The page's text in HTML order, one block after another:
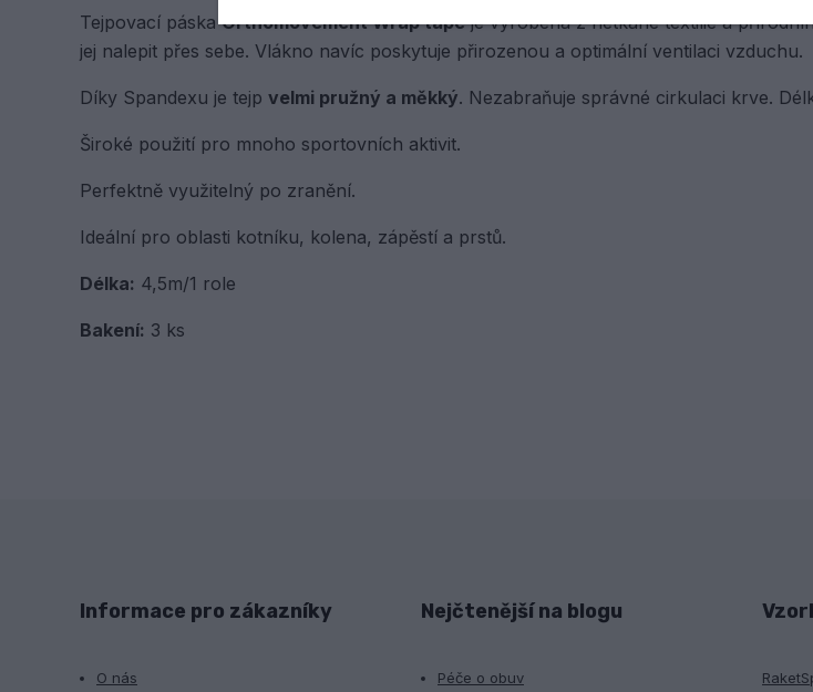
Tejpovací páskaOrthomovement Wrap tapeje vyrobená z netkané textilie a
jej nalepit přes sebe. Vlákno navíc poskytuje přirozenou a optimální ventilaci vzduchu.
Díky Spandexu je tejp velmi pružný a měkký. Nezabraňuje správné cirkulaci krve.
Široké použití pro mnoho sportovních aktivit.
Perfektně využitelný po zranění.
Ideální pro oblasti kotníku, kolena, zápěstí a prstů.
Délka: 4,5m/1 role
Bakení: 3 ks
Informace pro zákazníky
O nás
Nejčtenější na blogu
Péče o obuv